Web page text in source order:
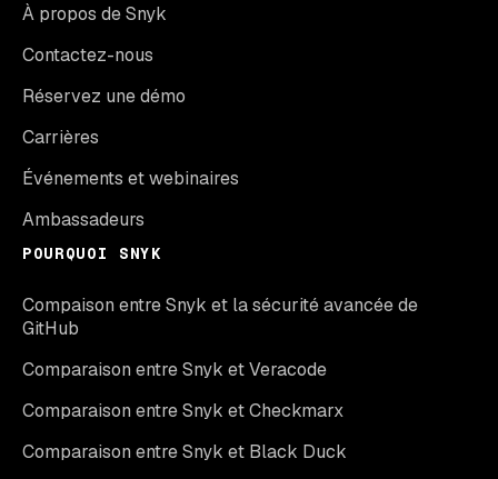
À propos de Snyk
Contactez-nous
Réservez une démo
Carrières
Événements et webinaires
Ambassadeurs
POURQUOI SNYK
Compaison entre Snyk et la sécurité avancée de
GitHub
Comparaison entre Snyk et Veracode
Comparaison entre Snyk et Checkmarx
Comparaison entre Snyk et Black Duck